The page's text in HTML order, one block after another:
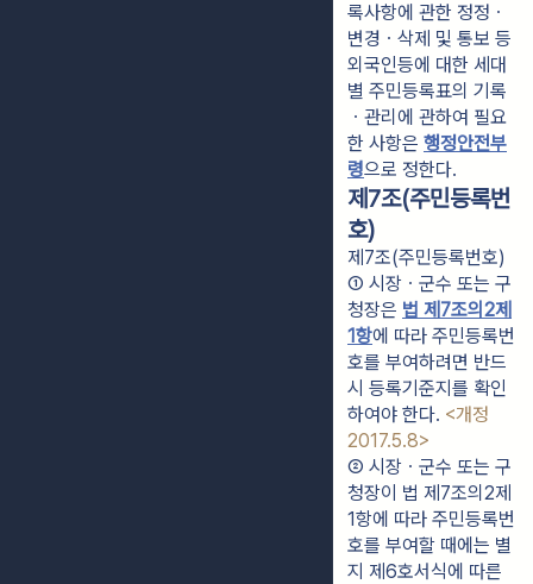
록사항에 관한 정정ㆍ
변경ㆍ삭제 및 통보 등
외국인등에 대한 세대
별 주민등록표의 기록
ㆍ관리에 관하여 필요
한 사항은 행정안전부
령으로 정한다.
제7조(주민등록번
호)
제7조(주민등록번호)
① 시장ㆍ군수 또는 구
청장은 법 제7조의2제
1항에 따라 주민등록번
호를 부여하려면 반드
시 등록기준지를 확인
하여야 한다. <개정
2017.5.8>
② 시장ㆍ군수 또는 구
청장이 법 제7조의2제
1항에 따라 주민등록번
호를 부여할 때에는 별
지 제6호서식에 따른